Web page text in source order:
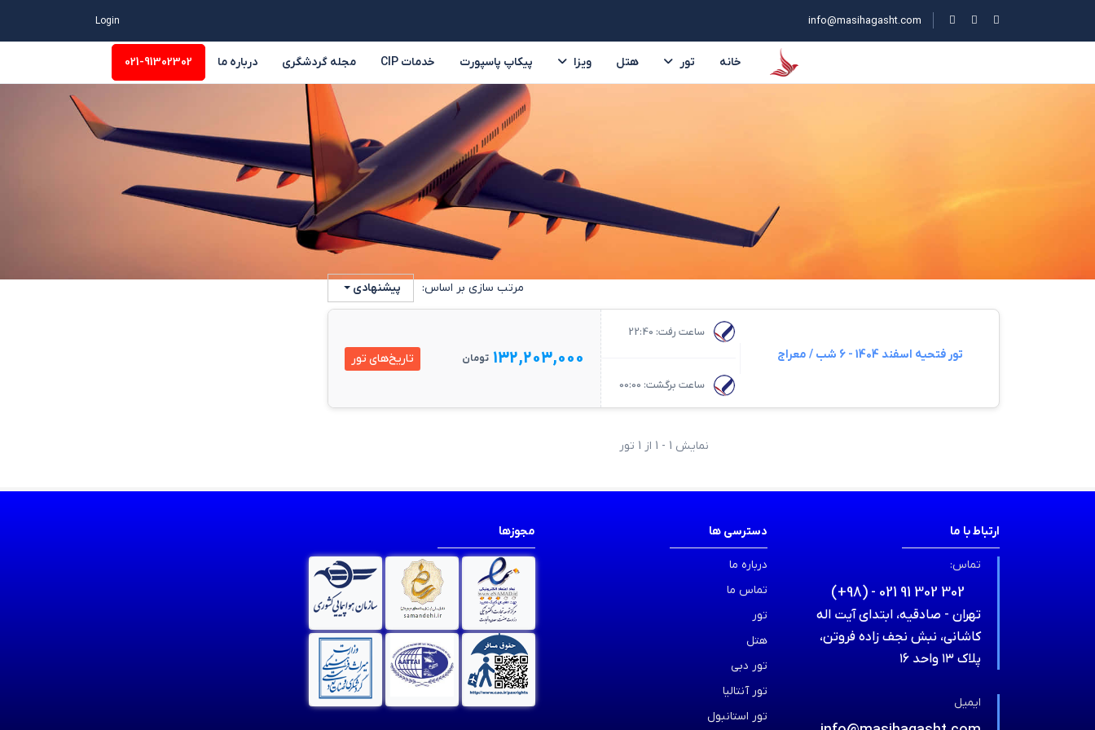
info@masihagasht.com
Login
خانه تور
تایلند سریلانکا روسیه
هتل ویزا پیکاپ پاسپورت خدمات CIP مجله گردشگری درباره ما 021-91302302
مرتب سازی بر اساس: پیشنهادی
تور فتحیه اسفند 1404 - 6 شب / معراج
ساعت رفت: 22:40
ساعت برگشت: 00:00
132,203,000 تومان تاریخ‌های تور
نمایش 1 - 1 از 1 تور
ارتباط با ما
تماس:
(+98) - 021 91 302 302
تهران - صادقیه، ابتدای آیت اله
کاشانی، نبش نجف زاده فروتن،
پلاک ۱۳ واحد ۱۶
ایمیل
دسترسی ها
درباره ما
تماس ما
تور
هتل
تور دبی
تور آنتالیا
تور استانبول
مجوزها